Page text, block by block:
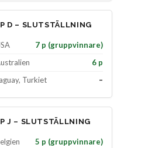
D – SLUTSTÄLLNING
7 p (gruppvinnare)
6 p
Turkiet
–
J – SLUTSTÄLLNING
5 p (gruppvinnare)